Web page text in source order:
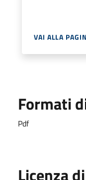
VAI ALLA
Formati
Pdf
Licenza